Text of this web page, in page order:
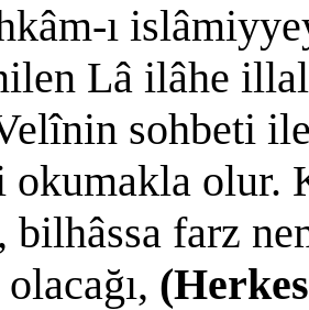
ı
Lâ ilâhe
sohbeti
okumakla olur.
bilhâssa farz